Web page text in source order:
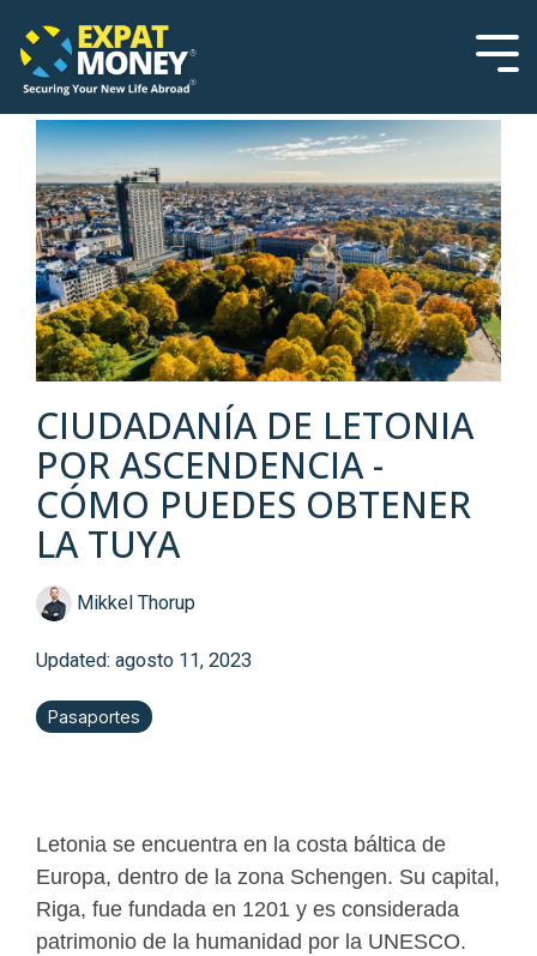
note:
This
website
accessibility
system.
the
main
CIUDADANÍA DE LETONIA
POR ASCENDENCIA -
CÓMO PUEDES OBTENER
LA TUYA
Mikkel Thorup
Updated: agosto 11, 2023
Pasaportes
Letonia se encuentra en la costa báltica de
Europa, dentro de la zona Schengen. Su capital,
Riga, fue fundada en 1201 y es considerada
patrimonio de la humanidad por la UNESCO.